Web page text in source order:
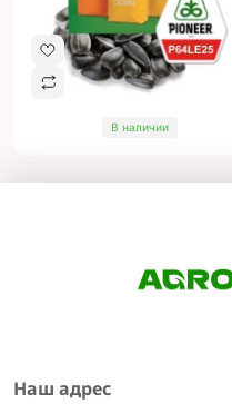
В наличии
Наш адрес